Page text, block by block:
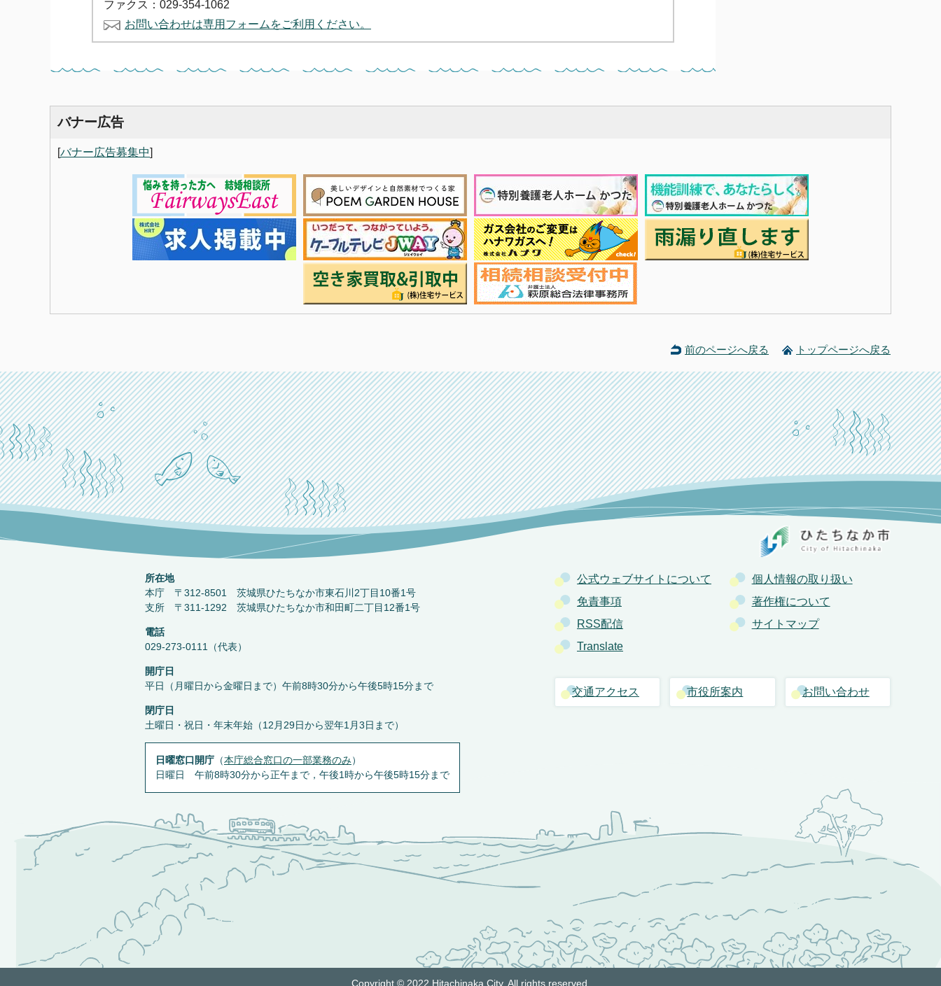
ファクス：029-354-1062
お問い合わせは専用フォームをご利用ください。
バナー広告
[バナー広告募集中]
前のページへ戻る トップページへ戻る
公式ウェブサイトについて
個人情報の取り扱い
免責事項
著作権について
RSS配信
サイトマップ
Translate
交通アクセス 市役所案内 お問い合わせ
所在地
本庁 〒312-8501 茨城県ひたちなか市東石川2丁目10番1号
支所 〒311-1292 茨城県ひたちなか市和田町二丁目12番1号
電話
029-273-0111（代表）
開庁日
平日（月曜日から金曜日まで）午前8時30分から午後5時15分まで
閉庁日
土曜日・祝日・年末年始（12月29日から翌年1月3日まで）
日曜窓口開庁 （本庁総合窓口の一部業務のみ）
日曜日 午前8時30分から正午まで，午後1時から午後5時15分まで
Copyright © 2022 Hitachinaka City. All rights reserved.